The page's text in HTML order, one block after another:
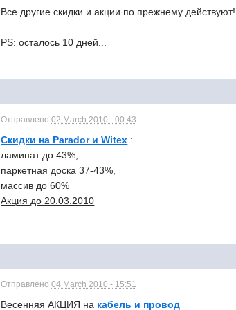
Все другие скидки и акции по прежнему действуют!
PS: осталось 10 дней...
Отправлено02 March 2010 - 00:43
Скидки на Parador и Witex :
ламинат до 43%,
паркетная доска 37-43%,
массив до 60%
Акция до 20.03.2010
Отправлено04 March 2010 - 15:51
Весенняя АКЦИЯ на кабель и провод